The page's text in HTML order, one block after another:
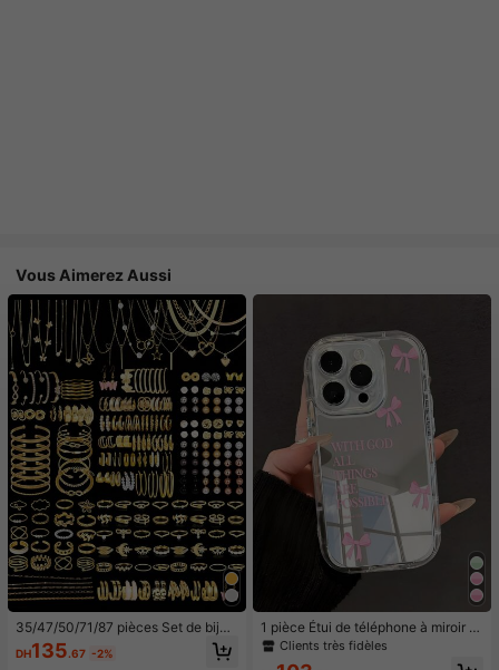
Vous Aimerez Aussi
35/47/50/71/87 pièces Set de bijou
x style bohème, comprenant des bo
ucles d'oreilles, colliers, bagues, br
DH135.67 -2%
1 pièce Étui de téléphone à miroir ro
se minimaliste, style fille avec motif
Clients très fidèles